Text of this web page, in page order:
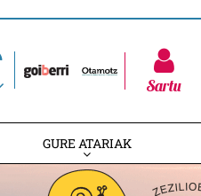
Sartu
GURE ATARIAK